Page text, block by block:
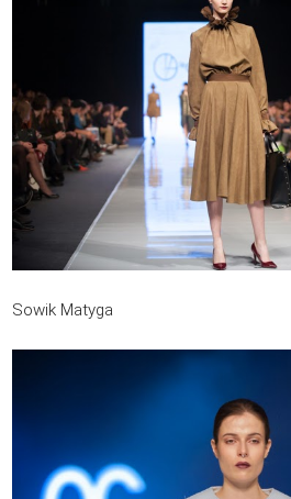
Sowik Matyga